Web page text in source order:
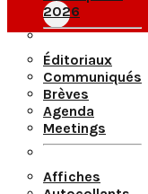
2026
Éditoriaux
Communiqués
Brèves
Agenda
Meetings
Affiches